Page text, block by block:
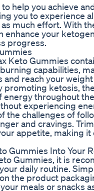
help you achieve
you to experience
much effort. With
enhance your
progress.
Keto Gummies
capabilities,
reach your
promoting ketosis,
energy throughout
experiencing
the challenges of
and cravings.
appetite, making it
Gummies Into Your
Gummies, it is
daily routine.
the product
meals or snacks